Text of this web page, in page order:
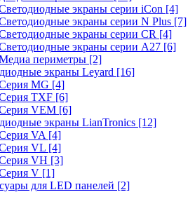
экраны серии iCon [4]
экраны серии N Plus [7]
экраны серии CR [4]
экраны серии А27 [6]
периметры [2]
экраны Leyard [16]
MG [4]
TXF [6]
VEM [6]
экраны LianTronics [12]
VA [4]
VL [4]
VH [3]
V [1]
для LED панелей [2]